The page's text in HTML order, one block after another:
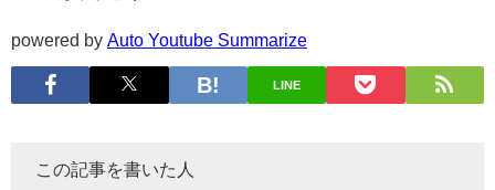
powered by Auto Youtube Summarize
LINE
この記事を書いた人